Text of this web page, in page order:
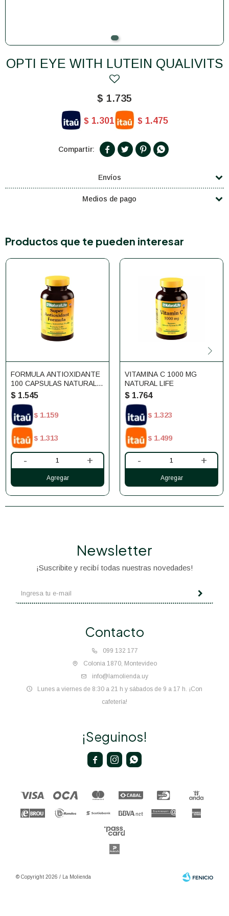
OPTI EYE WITH LUTEIN QUALIVITS
$ 1.735
$ 1.301 $ 1.475
   
Envíos
Medios de pago
Productos que te pueden interesar
FORMULA ANTIOXIDANTE
100 CAPSULAS NATURAL
LIFE
$ 1.545
$ 1.159
$ 1.313
- +
VITAMINA C 1000 MG
NATURAL LIFE
$ 1.764
$ 1.323
$ 1.499
- +
Contacto
099 132 177
Colonia 1870, Montevideo
info@lamolienda.uy
Lunes a viernes de 8:30 a 21 h y sábados de 9 a 17 h. ¡Con
cafetería!
Newsletter
¡Suscribite y recibí todas nuestras novedades!
¡Seguinos!
  
© Copyright 2026 / La Molienda